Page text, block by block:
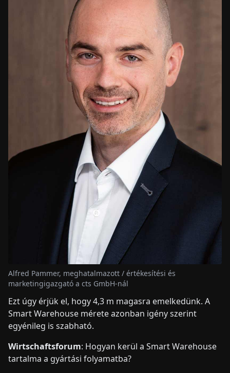
Alfred Pammer, meghatalmazott / értékesítési és
marketingigazgató a cts GmbH-nál
Ezt úgy érjük el, hogy 4,3 m magasra emelkedünk. A
Smart Warehouse mérete azonban igény szerint
egyénileg is szabható.
Wirtschaftsforum: Hogyan kerül a Smart Warehouse
tartalma a gyártási folyamatba?